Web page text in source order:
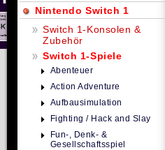
Nintendo Switch 1
Switch 1-Konsolen &
Zubehör
Switch 1-Spiele
Abenteuer
Action Adventure
Aufbausimulation
Fighting / Hack and Slay
Fun-, Denk- &
Gesellschaftsspiel